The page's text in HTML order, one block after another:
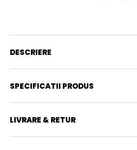
DESCRIERE
SPECIFICATII PRODUS
LIVRARE & RETUR